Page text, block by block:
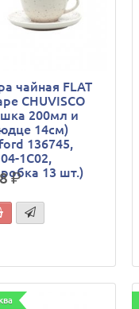
чайная FLAT
CHUVISCO
200мл и
14см)
136745,
1C02,
13 шт.)
р.